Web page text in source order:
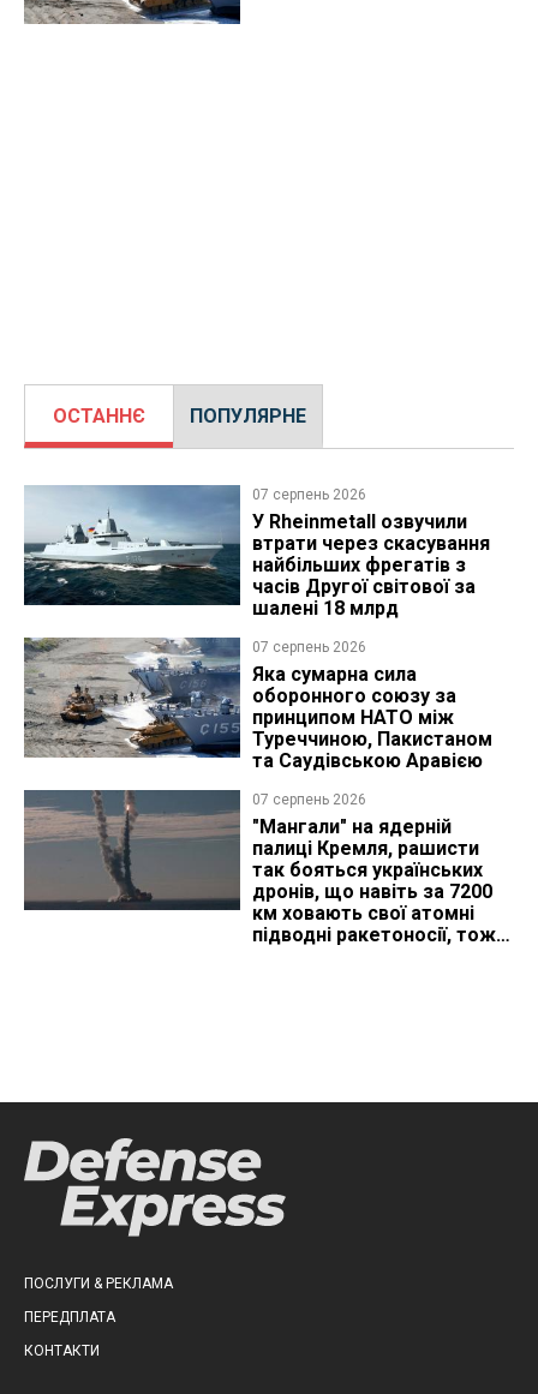
ОСТАННЄ ПОПУЛЯРНЕ
07 серпень 2026
У Rheinmetall озвучили
втрати через скасування
найбільших фрегатів з
часів Другої світової за
шалені 18 млрд
07 серпень 2026
Яка сумарна сила
оборонного союзу за
принципом НАТО між
Туреччиною, Пакистаном
та Саудівською Аравією
07 серпень 2026
"Мангали" на ядерній
палиці Кремля, рашисти
так бояться українських
дронів, що навіть за 7200
км ховають свої атомні
підводні ракетоносії, тож
ПОСЛУГИ & РЕКЛАМА
ПЕРЕДПЛАТА
КОНТАКТИ